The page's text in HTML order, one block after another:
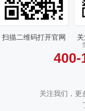
扫描二维码打开官网
400-
关注我们，更